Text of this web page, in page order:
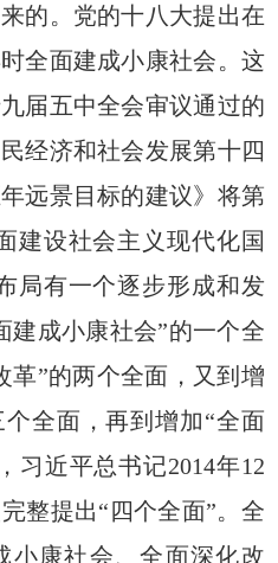
的。党的十八大提出在
全面建成小康社会。这
届五中全会审议通过的
经济和社会发展第十四
远景目标的建议》将第
建设社会主义现代化国
局有一个逐步形成和发
建成小康社会”的一个全
革”的两个全面，又到增
全面，再到增加“全面
习近平总书记2014年12
整提出“四个全面”。全
小康社会、全面深化改